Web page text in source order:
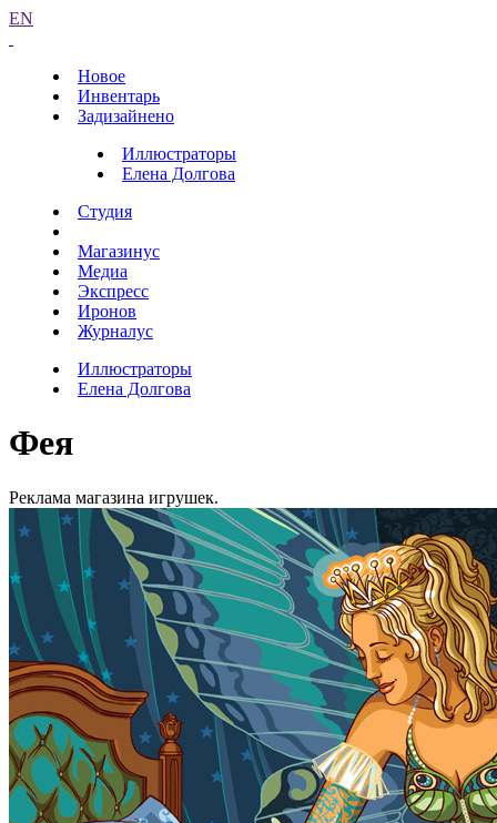
EN
Новое
Инвентарь
Задизайнено
Иллюстраторы
Елена Долгова
Студия
Магазинус
Медиа
Экспресс
Иронов
Журналус
Иллюстраторы
Елена Долгова
Фея
Реклама магазина игрушек.